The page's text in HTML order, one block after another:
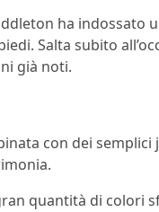
ha indossato
Salta subito
già noti.
con dei semplici
quantità di colori